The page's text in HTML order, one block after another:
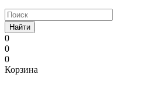
Найти
0
0
0
Корзина